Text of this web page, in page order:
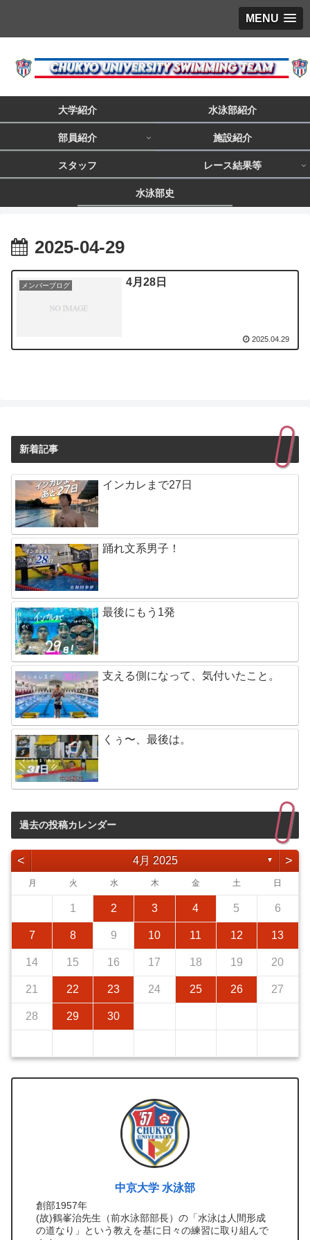
MENU
大学紹介 水泳部紹介
部員紹介 施設紹介
スタッフ レース結果等
水泳部史
2025-04-29
メンバーブログ 4月28日
2025.04.29
新着記事
インカレまで27日
踊れ文系男子！
最後にもう1発
支える側になって、気付いたこと。
くぅ〜、最後は。
過去の投稿カレンダー
< 4月 2025 ▼ >
月 火 水 木 金 土 日
1 2 3 4 5 6
7 8 9 10 11 12 13
14 15 16 17 18 19 20
21 22 23 24 25 26 27
28 29 30
中京大学 水泳部
創部1957年
(故)鶴峯治先生（前水泳部部長）の「水泳は人間形成
の道なり」という教えを基に日々の練習に取り組んで